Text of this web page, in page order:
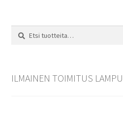
Etsi:
Haku
ILMAINEN TOIMITUS